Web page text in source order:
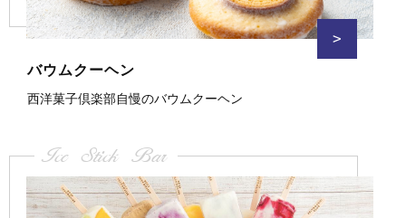
>
バウムクーヘン
西洋菓子倶楽部自慢のバウムクーヘン
Ice Stick Bar